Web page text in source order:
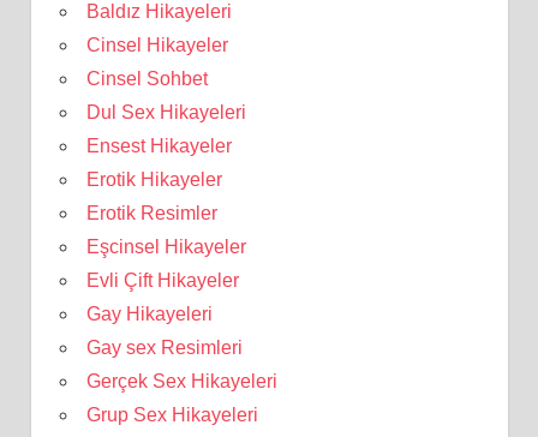
Baldız Hikayeleri
Cinsel Hikayeler
Cinsel Sohbet
Dul Sex Hikayeleri
Ensest Hikayeler
Erotik Hikayeler
Erotik Resimler
Eşcinsel Hikayeler
Evli Çift Hikayeler
Gay Hikayeleri
Gay sex Resimleri
Gerçek Sex Hikayeleri
Grup Sex Hikayeleri